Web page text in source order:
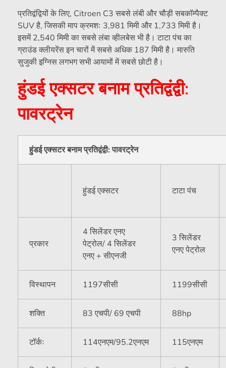
प्रतिद्वंद्वियों के लिए, Citroen C3 सबसे लंबी और चौड़ी सबकॉम्पैक्ट
SUV है, जिसकी माप क्रमशः 3,981 मिमी और 1,733 मिमी है।
इसमें 2,540 मिमी का सबसे लंबा व्हीलबेस भी है। टाटा पंच का
ग्राउंड क्लीयरेंस इन चारों में सबसे अधिक 187 मिमी है। मारुति
सुजुकी इग्निस लगभग सभी आयामों में सबसे छोटी है।
हुंडई एक्सटर बनाम प्रतिद्वंद्वी:
पावरट्रेन
हुंडई एक्सटर बनाम प्रतिद्वंद्वी: पावरट्रेन
हुंडई एक्सटर टाटा पंच
प्रकार
4 सिलेंडर एनए
पेट्रोल/ 4 सिलेंडर
एनए + सीएनजी
3 सिलेंडर
एनए पेट्रोल
विस्थापन 1197सीसी 1199सीसी
शक्ति 83 एचपी/ 69 एचपी 88hp
टॉर्कः 114एनएम/95.2एनएम 115एनएम